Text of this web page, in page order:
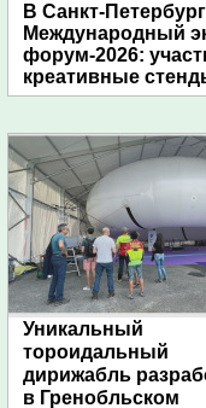
В Санкт-
Международный
форум-2026:
креативные
Уникальный
тороидальный
дирижабль
в Гренобльском